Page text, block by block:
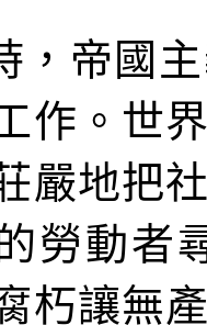
，帝國
作。世
嚴地把
勞動者
朽讓無